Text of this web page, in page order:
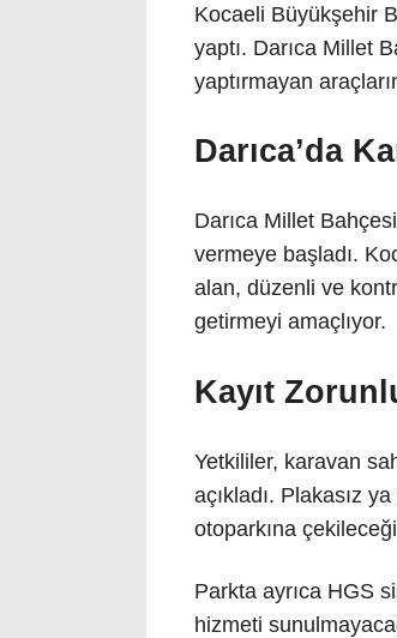
Kocaeli Büyükşehir
yaptı. Darıca Millet
yaptırmayan
Darıca’da
Darıca Millet
vermeye başladı.
alan, düzenli ve
getirmeyi amaçlıyor.
Kayıt
Yetkililer, karavan
açıkladı. Plakasız
otoparkına
Parkta ayrıca HGS
hizmeti